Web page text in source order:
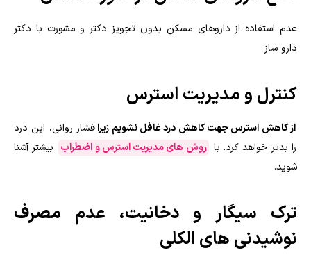
عدم استفاده از داروهای مسکن بدون تجویز دکتر و مشورت با دکتر
دارو ساز
کنترل و مدیریت استرس
از کاهش استرس جهت کاهش درد غافل نشویم زیرافشار روانی، این درد
را بدتر خواهد کرد. با روش های مدیریت استرس و اضطراب بیشتر آشنا
شوید.
ترک سیگار و دخانیت، عدم مصرف
نوشیدنی های الکلی